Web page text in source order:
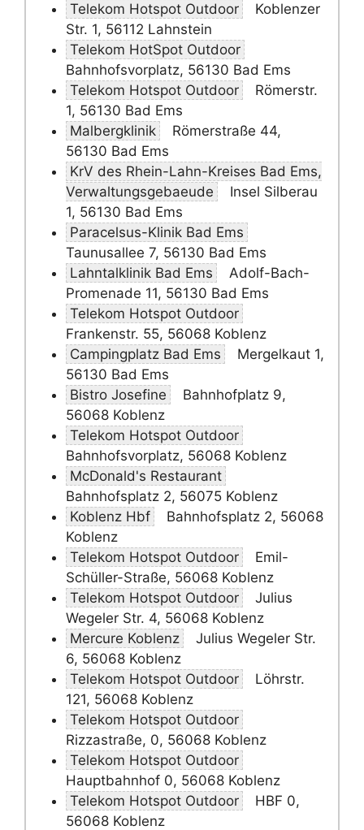
Telekom Hotspot Outdoor
Koblenzer
Str. 1, 56112 Lahnstein
Telekom HotSpot Outdoor
Bahnhofsvorplatz, 56130 Bad Ems
Telekom Hotspot Outdoor
Römerstr.
1, 56130 Bad Ems
Malbergklinik
Römerstraße 44,
56130 Bad Ems
KrV des Rhein-Lahn-Kreises Bad Ems,
Verwaltungsgebaeude
Insel Silberau
1, 56130 Bad Ems
Paracelsus-Klinik Bad Ems
Taunusallee 7, 56130 Bad Ems
Lahntalklinik Bad Ems
Adolf-Bach-
Promenade 11, 56130 Bad Ems
Telekom Hotspot Outdoor
Frankenstr. 55, 56068 Koblenz
Campingplatz Bad Ems
Mergelkaut 1,
56130 Bad Ems
Bistro Josefine
Bahnhofplatz 9,
56068 Koblenz
Telekom Hotspot Outdoor
Bahnhofsvorplatz, 56068 Koblenz
McDonald's Restaurant
Bahnhofsplatz 2, 56075 Koblenz
Koblenz Hbf
Bahnhofsplatz 2, 56068
Koblenz
Telekom Hotspot Outdoor
Emil-
Schüller-Straße, 56068 Koblenz
Telekom Hotspot Outdoor
Julius
Wegeler Str. 4, 56068 Koblenz
Mercure Koblenz
Julius Wegeler Str.
6, 56068 Koblenz
Telekom Hotspot Outdoor
Löhrstr.
121, 56068 Koblenz
Telekom Hotspot Outdoor
Rizzastraße, 0, 56068 Koblenz
Telekom Hotspot Outdoor
Hauptbahnhof 0, 56068 Koblenz
Telekom Hotspot Outdoor
HBF 0,
56068 Koblenz